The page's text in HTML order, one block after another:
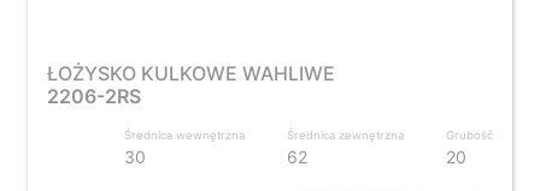
ŁOŻYSKO KULKOWE WAHLIWE
2206-2RS
Średnica wewnętrzna
30
Średnica zewnętrzna
62
Grubość
20